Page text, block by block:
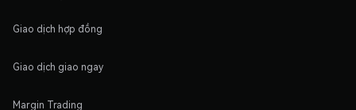
Giao dịch hợp đồng
Giao dịch giao ngay
Margin Trading